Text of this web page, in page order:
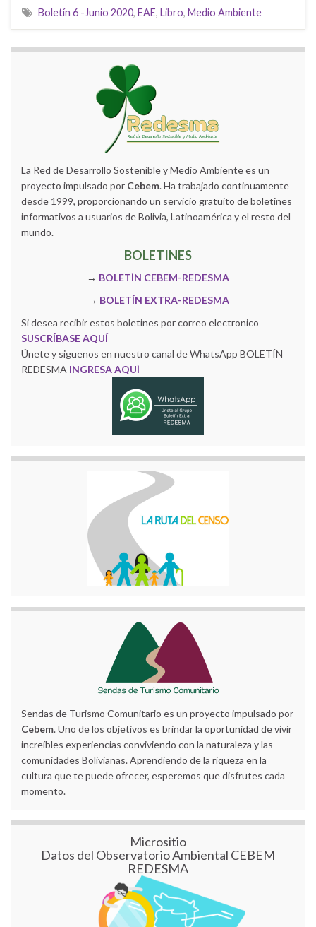
Boletín 6 -Junio 2020, EAE, Libro, Medio Ambiente
La Red de Desarrollo Sostenible y Medio Ambiente es un
proyecto impulsado por Cebem. Ha trabajado continuamente
desde 1999, proporcionando un servicio gratuito de boletines
informativos a usuarios de Bolivia, Latinoamérica y el resto del
mundo.
BOLETINES
→ BOLETÍN CEBEM-REDESMA
→ BOLETÍN EXTRA-REDESMA
Si desea recibir estos boletines por correo electronico
SUSCRÍBASE AQUÍ
Únete y siguenos en nuestro canal de WhatsApp BOLETÍN
REDESMA INGRESA AQUÍ
Sendas de Turismo Comunitario es un proyecto impulsado por
Cebem. Uno de los objetivos es brindar la oportunidad de vivir
increíbles experiencias conviviendo con la naturaleza y las
comunidades Bolivianas. Aprendiendo de la riqueza en la
cultura que te puede ofrecer, esperemos que disfrutes cada
momento.
Micrositio
Datos del Observatorio Ambiental CEBEM
REDESMA